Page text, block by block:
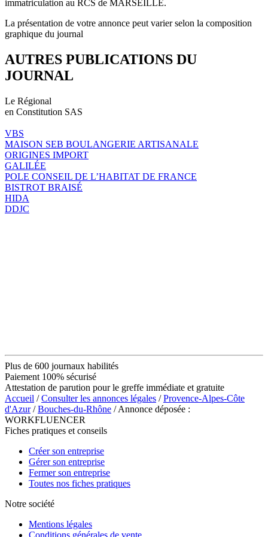
immatriculation au RCS de MARSEILLE.
La présentation de votre annonce peut varier selon la composition
graphique du journal
AUTRES PUBLICATIONS DU
JOURNAL
Le Régional
en Constitution SAS
VBS
MAISON SEB BOULANGERIE ARTISANALE
ORIGINES IMPORT
GALILÉE
POLE CONSEIL DE L’HABITAT DE FRANCE
BISTROT BRAISÉ
HIDA
DDJC
Plus de 600 journaux habilités
Paiement 100% sécurisé
Attestation de parution pour le greffe immédiate et gratuite
Accueil /Consulter les annonces légales /Provence-Alpes-Côte
d'Azur/Bouches-du-Rhône / Annonce déposée :
WORKFLUENCER
Fiches pratiques et conseils
Créer son entreprise
Gérer son entreprise
Fermer son entreprise
Toutes nos fiches pratiques
Notre société
Mentions légales
Conditions générales de vente